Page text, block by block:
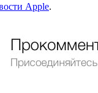
Apple.